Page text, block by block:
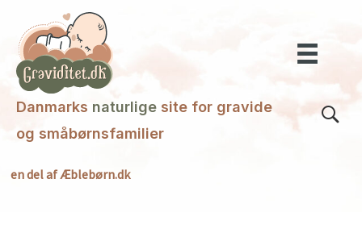
indholdet
Danmarks naturlige site for gravide
og småbørnsfamilier
en del af Æblebørn.dk